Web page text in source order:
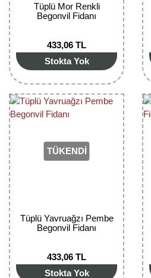
Tüplü Mor Renkli
Begonvil Fidanı
433,06 TL
Stokta Yok
TÜKENDİ
Tüplü Yavruağzı Pembe
Begonvil Fidanı
433,06 TL
Stokta Yok
Üzüm Fidanı
Vişne Fidanı
Yaban Mersini Fidanı
Zeytin Fidanı